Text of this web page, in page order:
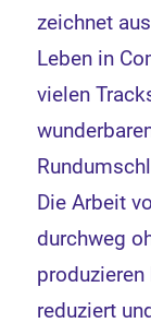
zeichnet
Leben in
vielen
Die Arbeit
durchweg
produzieren
reduziert